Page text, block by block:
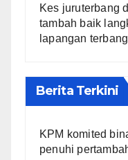
Kes juruterbang
tambah baik
lapangan
Berita Terkini
KPM komited
penuhi